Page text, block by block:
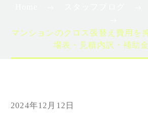
マンションのクロス張替え費用を
場表・見積内訳・補助
2024年12月12日